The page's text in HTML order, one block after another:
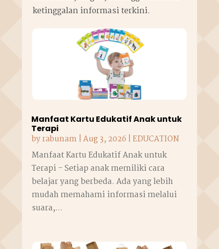
ketinggalan informasi terkini.
Manfaat Kartu Edukatif Anak untuk
Terapi
byrabunam|Aug 3, 2026| EDUCATION
Manfaat Kartu Edukatif Anak untuk
Terapi - Setiap anak memiliki cara
belajar yang berbeda. Ada yang lebih
mudah memahami informasi melalui
suara,...